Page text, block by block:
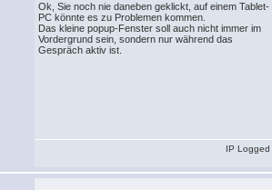
Ok, Sie noch nie daneben geklickt, auf einem Tablet-
PC könnte es zu Problemen kommen.
Das kleine popup-Fenster soll auch nicht immer im
Vordergrund sein, sondern nur während das
Gespräch aktiv ist.
IP Logged